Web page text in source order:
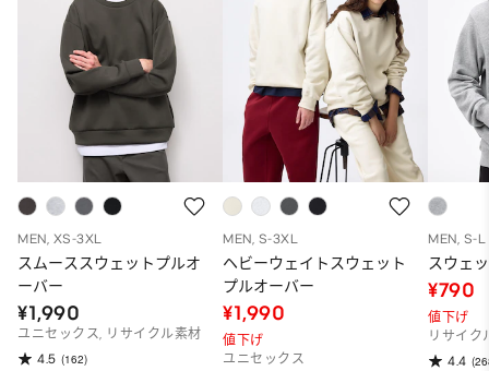
MEN, XS-3XL
スムーススウェットプルオ
ーバー
¥1,990
ユニセックス, リサイクル素材
4.5 (162)
MEN, S-3XL
ヘビーウェイトスウェット
プルオーバー
¥1,990
値下げ
ユニセックス
MEN, S-L
スウェ
¥790
値下げ
リサイク
4.4